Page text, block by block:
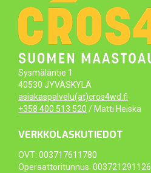
Sysmäläntie 1
40530 JYVÄSKYLÄ
asiakaspalvelu(at)cros4wd.fi
+358 400 513 520 / Matti Heiska
VERKKOLASKUTIEDOT
OVT: 003717611780
Operaattoritunnus: 003721291126